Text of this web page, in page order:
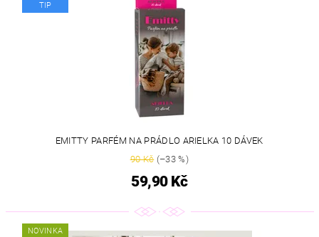
TIP
EMITTY PARFÉM NA PRÁDLO ARIELKA 10 DÁVEK
90 Kč(–33 %)
59,90 Kč
NOVINKA